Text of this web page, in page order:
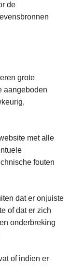
de
grote
aangeboden
met alle
fouten
dat er onjuiste
of dat er zich
onderbreking
of indien er